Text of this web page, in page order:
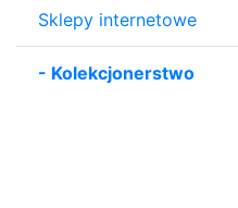
Sklepy internetowe
- Kolekcjonerstwo